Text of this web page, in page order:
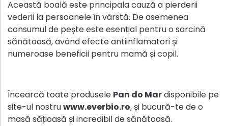
Această boală este principala cauză a pierderii
vederii la persoanele în vârstă. De asemenea
consumul de pește este esențial pentru o sarcină
sănătoasă, având efecte antiinflamatori și
numeroase beneficii pentru mamă și copil.
Încearcă toate produsele Pan do Mardisponibile pe
site-ul nostruwww.everbio.ro, și bucură-te de o
masă sățioasă și incredibil de sănătoasă.